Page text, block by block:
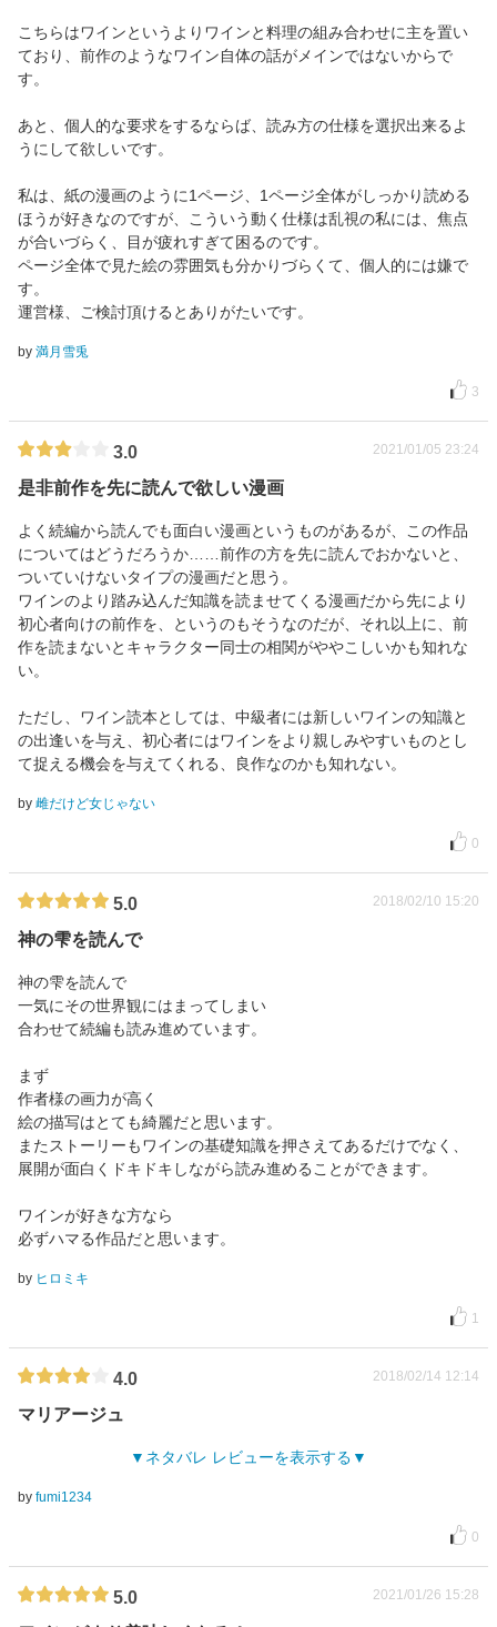
こちらはワインというよりワインと料理の組み合わせに主を置い
ており、前作のようなワイン自体の話がメインではないからで
す。
あと、個人的な要求をするならば、読み方の仕様を選択出来るよ
うにして欲しいです。
私は、紙の漫画のように1ページ、1ページ全体がしっかり読める
ほうが好きなのですが、こういう動く仕様は乱視の私には、焦点
が合いづらく、目が疲れすぎて困るのです。
ページ全体で見た絵の雰囲気も分かりづらくて、個人的には嫌で
す。
運営様、ご検討頂けるとありがたいです。
by 満月雪兎
3
3.0 2021/01/05 23:24
是非前作を先に読んで欲しい漫画
よく続編から読んでも面白い漫画というものがあるが、この作品
についてはどうだろうか……前作の方を先に読んでおかないと、
ついていけないタイプの漫画だと思う。
ワインのより踏み込んだ知識を読ませてくる漫画だから先により
初心者向けの前作を、というのもそうなのだが、それ以上に、前
作を読まないとキャラクター同士の相関がややこしいかも知れな
い。
ただし、ワイン読本としては、中級者には新しいワインの知識と
の出逢いを与え、初心者にはワインをより親しみやすいものとし
て捉える機会を与えてくれる、良作なのかも知れない。
by 雌だけど女じゃない
0
5.0 2018/02/10 15:20
神の雫を読んで
神の雫を読んで
一気にその世界観にはまってしまい
合わせて続編も読み進めています。
まず
作者様の画力が高く
絵の描写はとても綺麗だと思います。
またストーリーもワインの基礎知識を押さえてあるだけでなく、
展開が面白くドキドキしながら読み進めることができます。
ワインが好きな方なら
必ずハマる作品だと思います。
by ヒロミキ
1
4.0 2018/02/14 12:14
マリアージュ
ネタバレ レビューを表示する
by fumi1234
0
5.0 2021/01/26 15:28